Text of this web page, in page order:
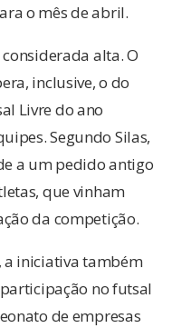
o mês de abril.
alta. O
inclusive, o do
Livre do ano
Segundo Silas,
a um pedido antigo
que vinham
da competição.
a iniciativa também
no futsal
de empresas